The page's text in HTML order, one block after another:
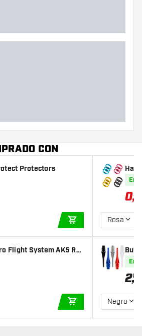
CON
Protectors
AÑADIR A LA
Flight System AK5 Ro
AÑADIR A LA
En
0,76
Rosa
En
2,95
Negro